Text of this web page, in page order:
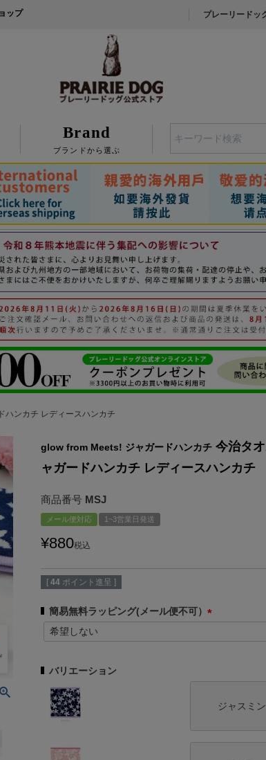
ップ プレーリードッ
Brand
ブランドから選ぶ
ハンカチ レディースハンカチ
glow from Meets! ジャガードハンカチ 今治タ
ャガードハンカチ レディースハンカチ
商品番号 MSJ
メール便対応 1~3営業日発送
¥880税込
[ 44 ポイント進呈 ]
簡易無料ラッピング(メール便不可）
必
バリエーション
ジャスミン